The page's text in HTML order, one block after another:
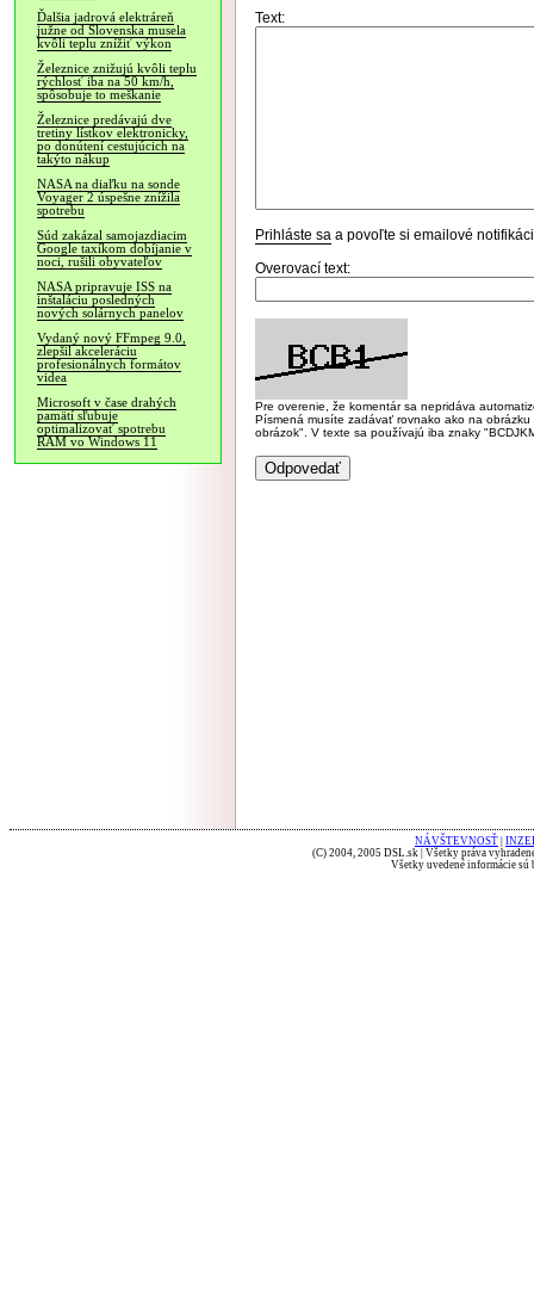
Ďalšia jadrová elektráreň
južne od Slovenska musela
kvôli teplu znížiť výkon
Železnice znižujú kvôli teplu
rýchlosť iba na 50 km/h,
spôsobuje to meškanie
Železnice predávajú dve
tretiny lístkov elektronicky,
po donútení cestujúcich na
takýto nákup
NASA na diaľku na sonde
Voyager 2 úspešne znížila
spotrebu
Súd zakázal samojazdiacim
Google taxíkom dobíjanie v
noci, rušili obyvateľov
NASA pripravuje ISS na
inštaláciu posledných
nových solárnych panelov
Vydaný nový FFmpeg 9.0,
zlepšil akceleráciu
profesionálnych formátov
videa
Microsoft v čase drahých
pamätí sľubuje
optimalizovať spotrebu
RAM vo Windows 11
Text:
Prihláste sa a povoľte si emailové
Overovací text:
Pre overenie, že komentár sa nepridáva
Písmená musíte zadávať rovnako ako na
obrázok". V texte sa používajú iba znaky
NÁVŠTEVNOSŤ
(C) 2004, 2005 DSL.sk | Všetky práva
Všetky uvedené informácie sú